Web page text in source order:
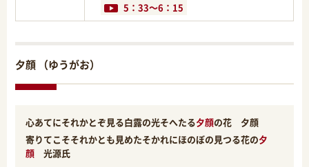
5：33～6：15
夕顔 （ゆうがお）
心あてにそれかとぞ見る白露の光そへたる夕顔の花 夕顔
寄りてこそそれかとも見めたそかれにほのぼの見つる花の夕
顔 光源氏